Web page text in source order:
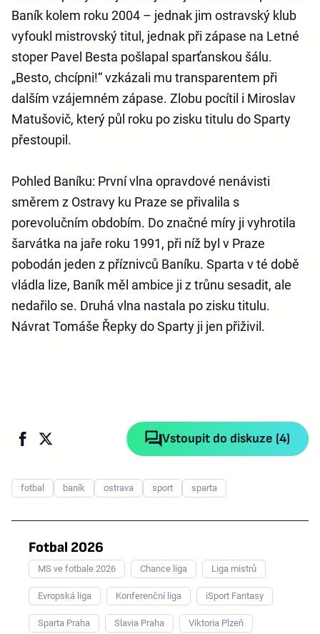
Baník kolem roku 2004 – jednak jim ostravský klub
vyfoukl mistrovský titul, jednak při zápase na Letné
stoper Pavel Besta pošlapal sparťanskou šálu.
„Besto, chcípni!“ vzkázali mu transparentem při
dalším vzájemném zápase. Zlobu pocítil i Miroslav
Matušovič, který půl roku po zisku titulu do Sparty
přestoupil.
Pohled Baníku: První vlna opravdové nenávisti
směrem z Ostravy ku Praze se přivalila s
porevolučním obdobím. Do značné míry ji vyhrotila
šarvátka na jaře roku 1991, při níž byl v Praze
pobodán jeden z příznivců Baníku. Sparta v té době
vládla lize, Baník měl ambice ji z trůnu sesadit, ale
nedařilo se. Druhá vlna nastala po zisku titulu.
Návrat Tomáše Řepky do Sparty ji jen přiživil.
Vstoupit do diskuze (4)
fotbal baník ostrava sport sparta
Fotbal 2026
MS ve fotbale 2026 Chance liga Liga mistrů
Evropská liga Konferenční liga iSport Fantasy
Sparta Praha Slavia Praha Viktoria Plzeň